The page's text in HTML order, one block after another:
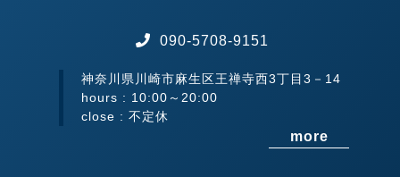
090-5708-9151
神奈川県川崎市麻生区王禅寺西3丁目3－14
hours : 10:00～20:00
close : 不定休
more